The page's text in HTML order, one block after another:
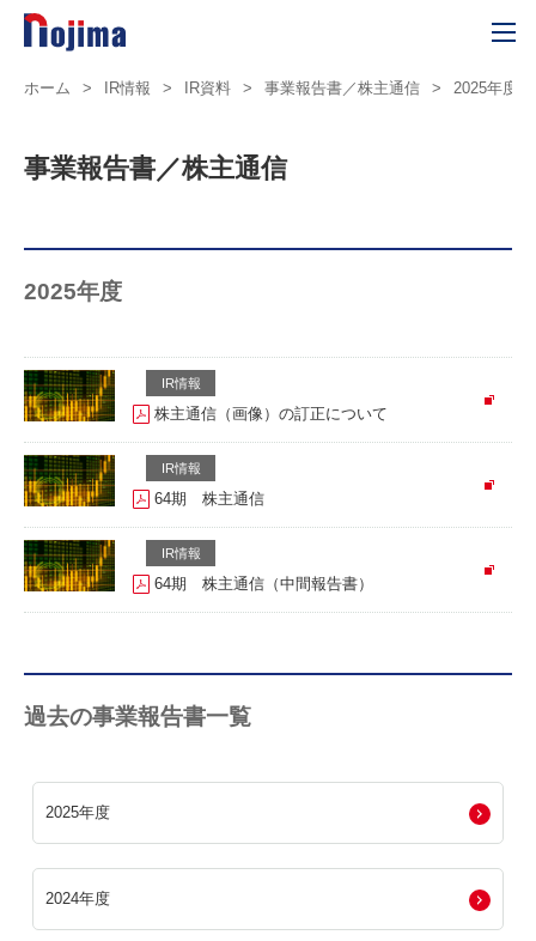
ホーム > IR情報 > IR資料 > 事業報告書／株主通信 > 2025年度
事業報告書／株主通信
2025年度
IR情報
株主通信（画像）の訂正について
IR情報
64期 株主通信
IR情報
64期 株主通信（中間報告書）
過去の事業報告書一覧
2025年度
2024年度